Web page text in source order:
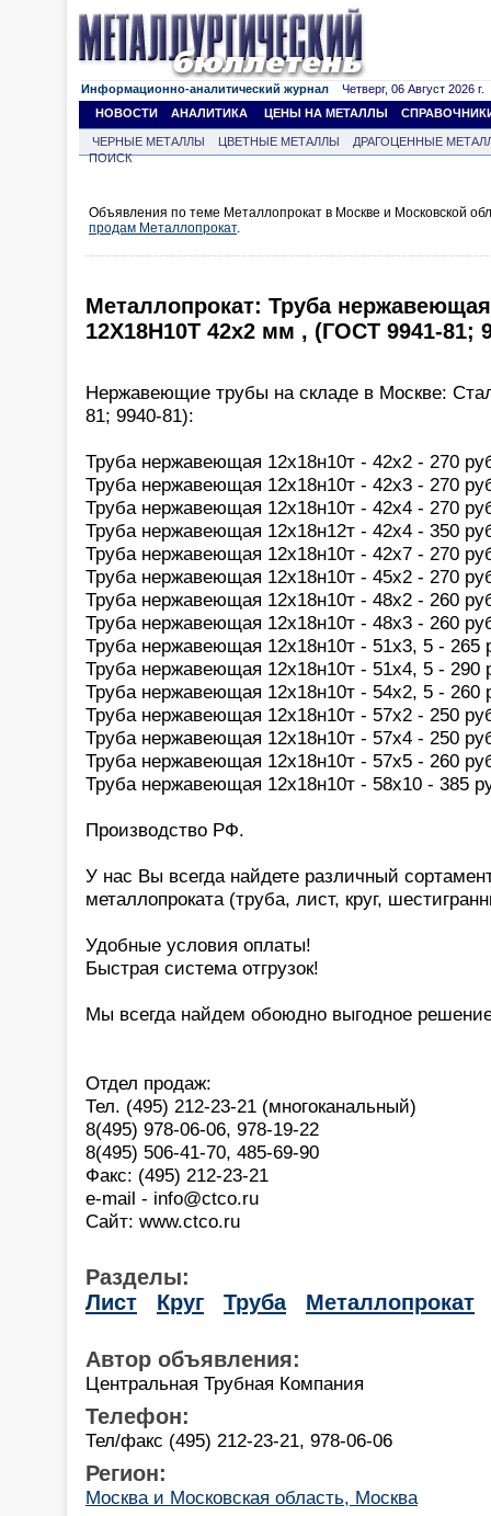
Информационно-аналитический журнал Четверг, 06 Август 2026 г.
НОВОСТИ
АНАЛИТИКА ЦЕНЫ НА МЕТАЛЛЫ
ЧЕРНЫЕ МЕТАЛЛЫ ЦВЕТНЫЕ МЕТАЛЛЫ
ДРАГОЦЕННЫЕ
ПОИСК
Объявления по теме Металлопрокат в Москве и Московской
продам Металлопрокат.
Металлопрокат: Труба
12Х18Н10Т 42х2 мм , (ГОСТ 9941-81;
Нержавеющие трубы на складе в Москве:
81; 9940-81):
Труба нержавеющая 12х18н10т - 42х2 - 270
Труба нержавеющая 12х18н10т - 42х3 - 270
Труба нержавеющая 12х18н10т - 42х4 - 270
Труба нержавеющая 12х18н12т - 42х4 - 350
Труба нержавеющая 12х18н10т - 42х7 - 270
Труба нержавеющая 12х18н10т - 45х2 - 270
Труба нержавеющая 12х18н10т - 48х2 - 260
Труба нержавеющая 12х18н10т - 48х3 - 260
Труба нержавеющая 12х18н10т - 51х3, 5 - 265
Труба нержавеющая 12х18н10т - 51х4, 5 - 290
Труба нержавеющая 12х18н10т - 54х2, 5 - 260
Труба нержавеющая 12х18н10т - 57х2 - 250
Труба нержавеющая 12х18н10т - 57х4 - 250
Труба нержавеющая 12х18н10т - 57х5 - 260
Труба нержавеющая 12х18н10т - 58х10 - 385
Производство РФ.
У нас Вы всегда найдете различный
металлопроката (труба, лист, круг,
Удобные условия оплаты!
Быстрая система отгрузок!
Мы всегда найдем обоюдно выгодное
Отдел продаж:
Тел. (495) 212-23-21 (многоканальный)
8(495) 978-06-06, 978-19-22
8(495) 506-41-70, 485-69-90
Факс: (495) 212-23-21
e-mail - info@ctco.ru
Сайт: www.ctco.ru
Разделы:
Лист
Круг Труба Металлопрокат
Автор объявления:
Центральная Трубная Компания
Телефон:
Тел/факс (495) 212-23-21, 978-06-06
Регион:
Москва и Московская область, Москва